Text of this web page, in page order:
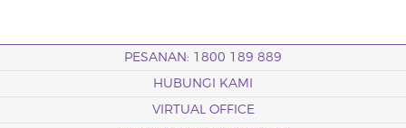
PESANAN: 1800 189 889
HUBUNGI KAMI
VIRTUAL OFFICE